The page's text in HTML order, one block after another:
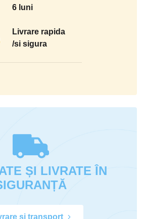
6 luni
Livrare rapida
/si sigura
ȘI LIVRATE ÎN
si transport